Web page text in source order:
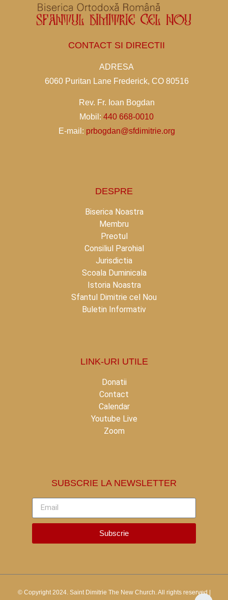
CONTACT SI DIRECTII
ADRESA
6060 Puritan Lane Frederick, CO 80516
Rev. Fr. Ioan Bogdan
Mobil: 440 668-0010
E-mail: prbogdan@sfdimitrie.org
DESPRE
Biserica Noastra
Membru
Preotul
Consiliul Parohial
Jurisdictia
Scoala Duminicala
Istoria Noastra
Sfantul Dimitrie cel Nou
Buletin Informativ
LINK-URI UTILE
Donatii
Contact
Calendar
Youtube Live
Zoom
SUBSCRIE LA NEWSLETTER
Subscrie
© Copyright 2024. Saint Dimitrie The New Church.All rights reserved |